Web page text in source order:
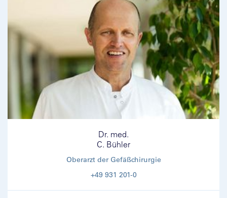
Dr. med.
C. Bühler
Oberarzt der Gefäßchirurgie
+49 931 201-0